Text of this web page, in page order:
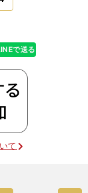
で送る
て